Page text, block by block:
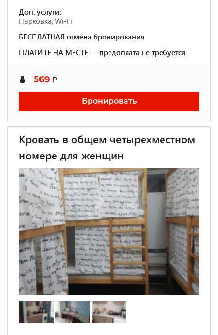
Доп. услуги:
Парковка, Wi-Fi
БЕСПЛАТНАЯ отмена бронирования
ПЛАТИТЕ НА МЕСТЕ — предоплата не требуется
569 ₽
Бронировать
Кровать в общем четырехместном
номере для женщин